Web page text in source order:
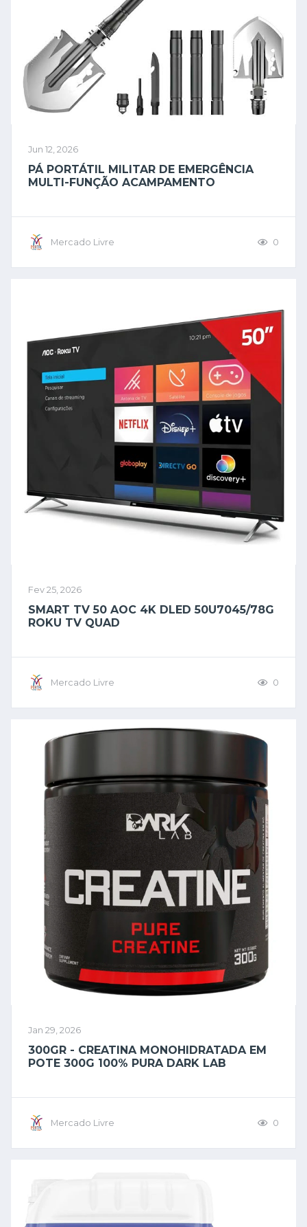
Jun 12, 2026
PÁ PORTÁTIL MILITAR DE EMERGÊNCIA
MULTI-FUNÇÃO ACAMPAMENTO
Mercado Livre 0
Fev 25, 2026
SMART TV 50 AOC 4K DLED 50U7045/78G
ROKU TV QUAD
Mercado Livre 0
Jan 29, 2026
300GR - CREATINA MONOHIDRATADA EM
POTE 300G 100% PURA DARK LAB
Mercado Livre 0